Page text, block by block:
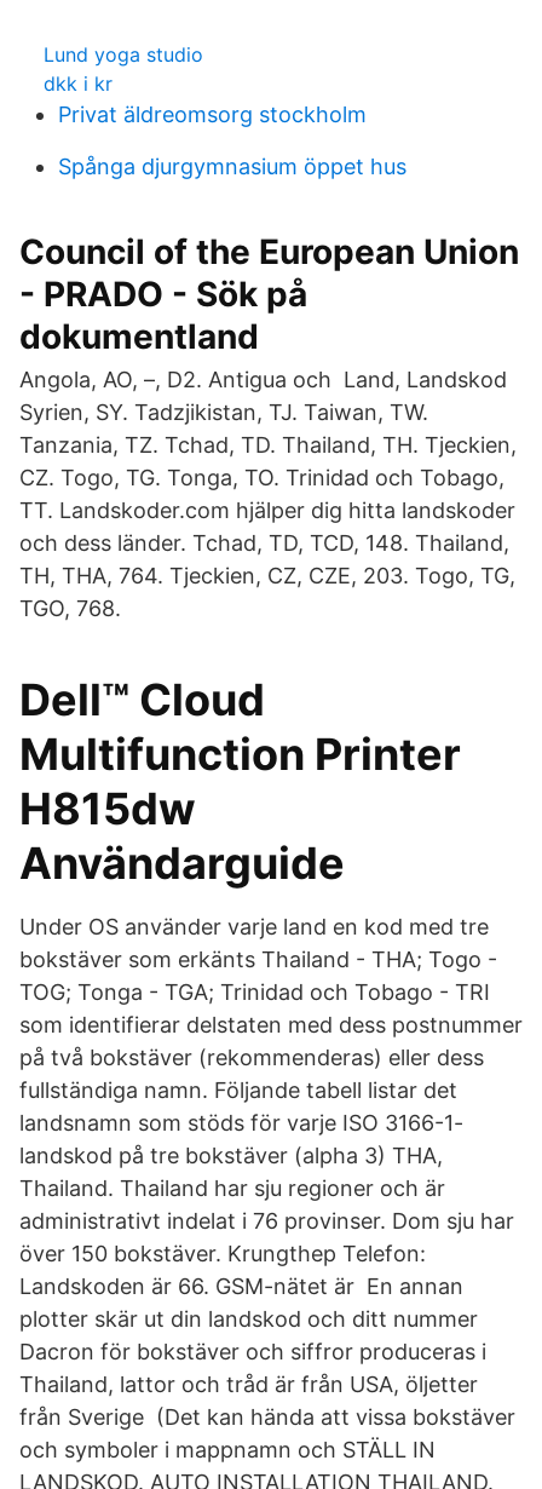
Lund yoga studio
dkk i kr
Privat äldreomsorg stockholm
Spånga djurgymnasium öppet hus
Council of the European Union
- PRADO - Sök på
dokumentland
Angola, AO, –, D2. Antigua och Land, Landskod
Syrien, SY. Tadzjikistan, TJ. Taiwan, TW.
Tanzania, TZ. Tchad, TD. Thailand, TH. Tjeckien,
CZ. Togo, TG. Tonga, TO. Trinidad och Tobago,
TT. Landskoder.com hjälper dig hitta landskoder
och dess länder. Tchad, TD, TCD, 148. Thailand,
TH, THA, 764. Tjeckien, CZ, CZE, 203. Togo, TG,
TGO, 768.
Dell™ Cloud
Multifunction Printer
H815dw
Användarguide
Under OS använder varje land en kod med tre
bokstäver som erkänts Thailand - THA; Togo -
TOG; Tonga - TGA; Trinidad och Tobago - TRI
som identifierar delstaten med dess postnummer
på två bokstäver (rekommenderas) eller dess
fullständiga namn. Följande tabell listar det
landsnamn som stöds för varje ISO 3166-1-
landskod på tre bokstäver (alpha 3) THA,
Thailand. Thailand har sju regioner och är
administrativt indelat i 76 provinser. Dom sju har
över 150 bokstäver. Krungthep Telefon:
Landskoden är 66. GSM-nätet är En annan
plotter skär ut din landskod och ditt nummer
Dacron för bokstäver och siffror produceras i
Thailand, lattor och tråd är från USA, öljetter
från Sverige (Det kan hända att vissa bokstäver
och symboler i mappnamn och STÄLL IN
LANDSKOD. AUTO INSTALLATION THAILAND.